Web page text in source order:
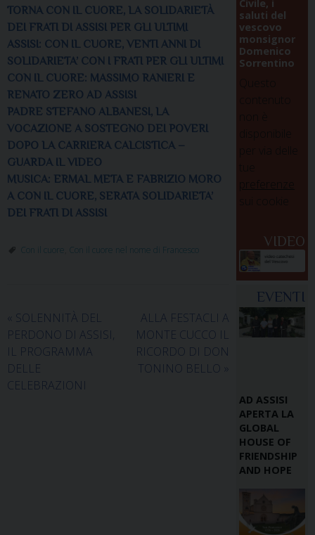
TORNA CON IL CUORE, LA SOLIDARIETÀ
DEI FRATI DI ASSISI PER GLI ULTIMI
ASSISI: CON IL CUORE, VENTI ANNI DI
SOLIDARIETA’ CON I FRATI PER GLI ULTIMI
CON IL CUORE: MASSIMO RANIERI E
RENATO ZERO AD ASSISI
PADRE STEFANO ALBANESI, LA
VOCAZIONE A SOSTEGNO DEI POVERI
DOPO LA CARRIERA CALCISTICA –
GUARDA IL VIDEO
MUSICA: ERMAL META E FABRIZIO MORO
A CON IL CUORE, SERATA SOLIDARIETA’
DEI FRATI DI ASSISI
Con il cuore Con il cuore nel nome di Francesco
« SOLENNITÀ DEL
PERDONO DI ASSISI,
IL PROGRAMMA
DELLE
CELEBRAZIONI
ALLA FESTACLI A
MONTE CUCCO IL
RICORDO DI DON
TONINO BELLO »
Civile, i
saluti del
vescovo
monsignor
Domenico
Sorrentino
VIDEO
EVENTI
AD ASSISI
APERTA LA
GLOBAL
HOUSE OF
FRIENDSHIP
AND HOPE